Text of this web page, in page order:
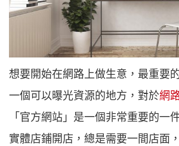
想要開始在網路上做生意，最重要
一個可以曝光資源的地方，對於網
「官方網站」是一個非常重要的一
實體店鋪開店，總是需要一間店面